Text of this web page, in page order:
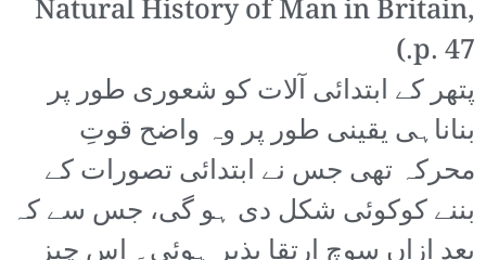
Natural History of Man in Britain,
p. 47.)
پتھر کے ابتدائی آلات کو شعوری طور پر
بناناہی یقینی طور پر وہ واضح قوتِ
محرکہ تھی جس نے ابتدائی تصورات کے
بننے کوکوئی شکل دی ہو گی، جس سے کہ